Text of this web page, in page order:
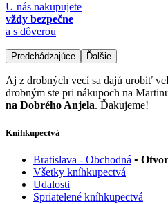
U nás nakupujete
vždy bezpečne
a s dôverou
Predchádzajúce Ďalšie
Aj z drobných vecí sa dajú urobiť
drobným ste pri nákupoch na
na Dobrého Anjela. Ďakujeme!
Kníhkupectvá
Bratislava - Obchodná •
Všetky kníhkupectvá
Udalosti
Spriatelené kníhkupectvá